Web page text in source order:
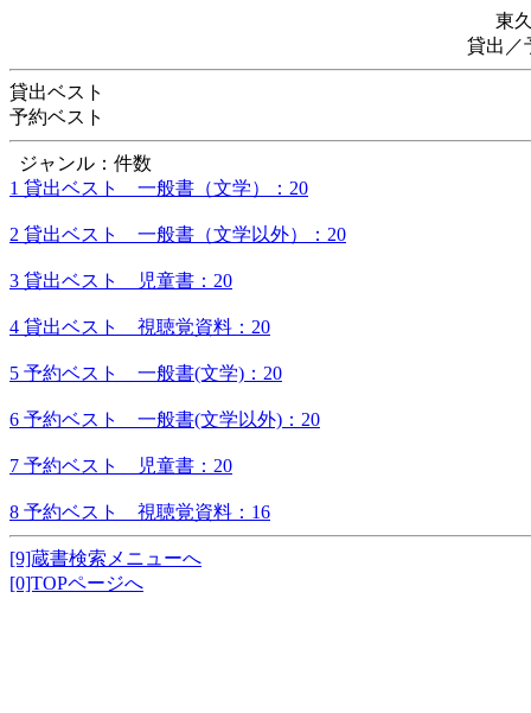
東
貸出／
貸出ベスト
予約ベスト
ジャンル：件数
1 貸出ベスト 一般書（文学）：20
2 貸出ベスト 一般書（文学以外）：20
3 貸出ベスト 児童書：20
4 貸出ベスト 視聴覚資料：20
5 予約ベスト 一般書(文学)：20
6 予約ベスト 一般書(文学以外)：20
7 予約ベスト 児童書：20
8 予約ベスト 視聴覚資料：16
[9]蔵書検索メニューへ
[0]TOPページへ